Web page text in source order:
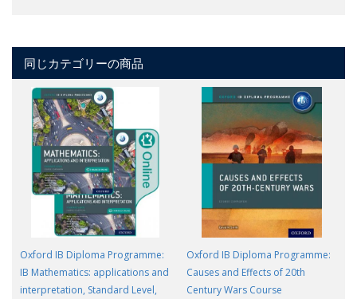
同じカテゴリーの商品
Oxford IB Diploma Programme:
IB Mathematics: applications and
interpretation, Standard Level,
Oxford IB Diploma Programme:
Causes and Effects of 20th
Century Wars Course